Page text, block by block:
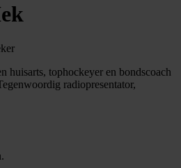
huisarts, tophockeyer en bondscoach
radiopresentator,